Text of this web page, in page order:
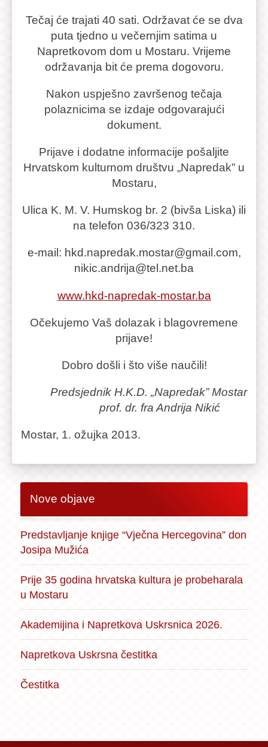
Tečaj će trajati 40 sati. Održavat će se dva
puta tjedno u večernjim satima u
Napretkovom dom u Mostaru. Vrijeme
održavanja bit će prema dogovoru.
Nakon uspješno završenog tečaja
polaznicima se izdaje odgovarajući
dokument.
Prijave i dodatne informacije pošaljite
Hrvatskom kulturnom društvu „Napredak” u
Mostaru,
Ulica K. M. V. Humskog br. 2 (bivša Liska) ili
na telefon 036/323 310.
e-mail: hkd.napredak.mostar@gmail.com,
nikic.andrija@tel.net.ba
www.hkd-napredak-mostar.ba
Očekujemo Vaš dolazak i blagovremene
prijave!
Dobro došli i što više naučili!
Predsjednik H.K.D. „Napredak” Mostar
prof. dr. fra Andrija Nikić
Mostar, 1. ožujka 2013.
Nove objave
Predstavljanje knjige “Vječna Hercegovina” don
Josipa Mužića
Prije 35 godina hrvatska kultura je probeharala
u Mostaru
Akademijina i Napretkova Uskrsnica 2026.
Napretkova Uskrsna čestitka
Čestitka